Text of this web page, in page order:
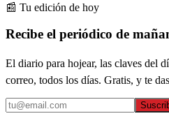
📰 Tu edición de hoy
Recibe el periódico de
El diario para hojear, las claves del
correo, todos los días. Gratis, y te